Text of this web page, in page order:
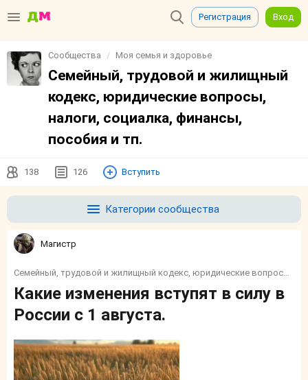
Регистрация Вход
Сообщества Моя семья и здоровье
Семейный, трудовой и жилищный
кодекс, юридические вопросы,
налоги, социалка, финансы,
пособия и тп.
138 126 Вступить
Категории сообщества
Магистр
Семейный, трудовой и жилищный кодекс, юридические вопросы, налоги, социалка, финансы, пособия и тп.
Какие изменения вступят в силу в
России с 1 августа.